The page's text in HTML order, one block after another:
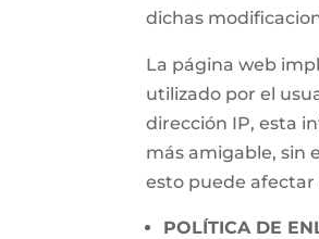
dichas
La página web
utilizado por el
dirección IP, esta
más amigable, sin
esto puede afectar
POLÍTICA DE